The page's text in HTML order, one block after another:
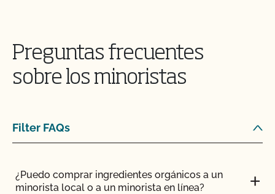
¿Se puede dar pienso suplementario?
¿Tienen que ser orgánicos mis trasplantes?
¿Certifica el CCOF los productos de cáñamo?
¿Cómo puedo utilizar la base de datos Integrity
del USDA para verificar que mis proveedores están
certificados?
orgánico?
instalaciones?
Preguntas frecuentes
sobre los minoristas
Filter FAQs
¿Puedo comprar ingredientes orgánicos a un
minorista local o a un minorista en línea?